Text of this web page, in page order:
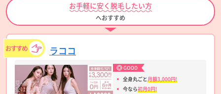
お手軽に安く脱毛したい方
へおすすめ
ラココ
全身丸ごと 月額3,000円!
今なら初月0円!